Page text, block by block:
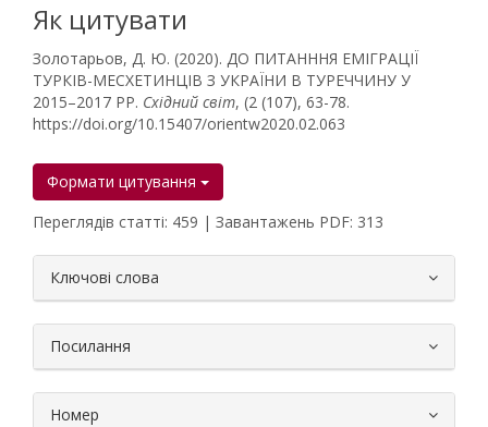
Як цитувати
Золотарьов, Д. Ю. (2020). ДО ПИТАНННЯ ЕМІГРАЦІЇ
ТУРКІВ-МЕСХЕТИНЦІВ З УКРАЇНИ В ТУРЕЧЧИНУ У
2015–2017 РР. Східний світ, (2 (107), 63-78.
https://doi.org/10.15407/orientw2020.02.063
Формати цитування
Переглядів статті: 459 | Завантажень PDF: 313
Ключові слова
Посилання
Номер